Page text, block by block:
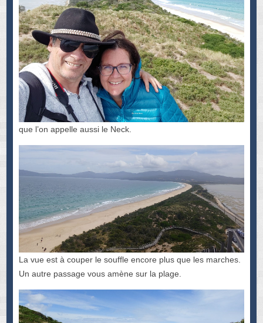
que l’on appelle aussi le Neck.
La vue est à couper le souffle encore plus que les marches.
Un autre passage vous amène sur la plage.